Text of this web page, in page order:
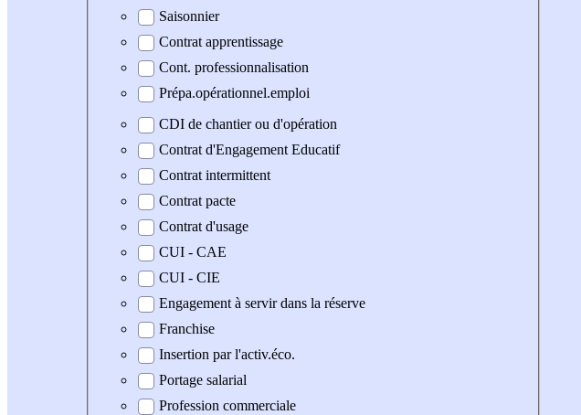
Saisonnier
Contrat apprentissage
Cont. professionnalisation
Prépa.opérationnel.emploi
CDI de chantier ou d'opération
Contrat d'Engagement Educatif
Contrat intermittent
Contrat pacte
Contrat d'usage
CUI - CAE
CUI - CIE
Engagement à servir dans la réserve
Franchise
Insertion par l'activ.éco.
Portage salarial
Profession commerciale